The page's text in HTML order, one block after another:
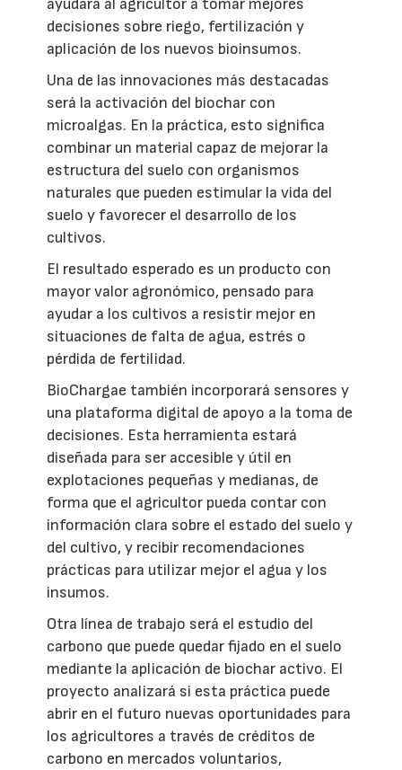
ayudará al agricultor a tomar mejores
decisiones sobre riego, fertilización y
aplicación de los nuevos bioinsumos.
Una de las innovaciones más destacadas
será la activación del biochar con
microalgas. En la práctica, esto significa
combinar un material capaz de mejorar la
estructura del suelo con organismos
naturales que pueden estimular la vida del
suelo y favorecer el desarrollo de los
cultivos.
El resultado esperado es un producto con
mayor valor agronómico, pensado para
ayudar a los cultivos a resistir mejor en
situaciones de falta de agua, estrés o
pérdida de fertilidad.
BioChargae también incorporará sensores y
una plataforma digital de apoyo a la toma de
decisiones. Esta herramienta estará
diseñada para ser accesible y útil en
explotaciones pequeñas y medianas, de
forma que el agricultor pueda contar con
información clara sobre el estado del suelo y
del cultivo, y recibir recomendaciones
prácticas para utilizar mejor el agua y los
insumos.
Otra línea de trabajo será el estudio del
carbono que puede quedar fijado en el suelo
mediante la aplicación de biochar activo. El
proyecto analizará si esta práctica puede
abrir en el futuro nuevas oportunidades para
los agricultores a través de créditos de
carbono en mercados voluntarios,